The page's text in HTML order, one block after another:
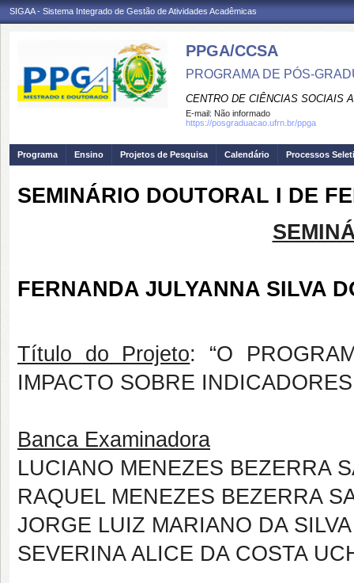
SIGAA - Sistema Integrado de Gestão de Atividades Acadêmicas
PPGA/CCSA
PROGRAMA DE PÓS-
CENTRO DE CIÊNCIAS SOCIAIS
E-mail: Não informado
https://posgraduacao.ufrn.br/ppga
Programa Ensino Projetos de Pesquisa Calendário Processos
SEMINÁRIO DOUTORAL I DE
FERNANDA JULYANNA
Título do Projeto: “O
IMPACTO SOBRE
Banca Examinadora
LUCIANO MENEZES BEZERRA
RAQUEL MENEZES BEZERRA
JORGE LUIZ MARIANO DA SILVA
SEVERINA ALICE DA COSTA